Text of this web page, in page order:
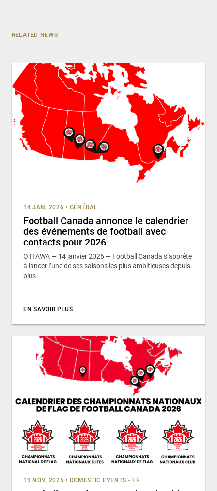
RELATED NEWS
14 JAN, 2026 • GÉNÉRAL
Football Canada annonce le calendrier
des événements de football avec
contacts pour 2026
OTTAWA — 14 janvier 2026 — Football Canada s’apprête
à lancer l’une de ses saisons les plus ambitieuses depuis
plus
EN SAVOIR PLUS
19 NOV, 2025 • DOMESTIC EVENTS - FR